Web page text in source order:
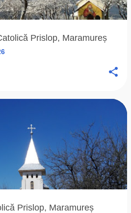
Prislop, Maramureș
Prislop, Maramureș